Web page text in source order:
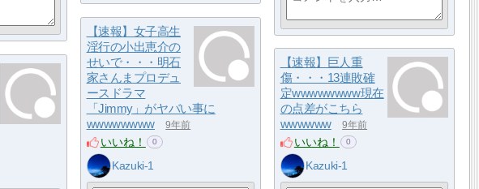
【速報】女子高生
淫行の小出恵介の
せいで・・・明石
家さんまプロデュ
ースドラマ
「Jimmy」がヤバい事に
wwwwwwww
9年前
いいね！ 0
Kazuki-1
【速報】巨人重
傷・・・13連敗確
定wwwwwwww現在
の点差がこちら
wwwwww
9年前
いいね！ 0
Kazuki-1